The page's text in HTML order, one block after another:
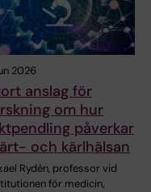
2026
anslag för
om hur
påverkar
och kärlhälsan
Rydén, professor vid
för medicin,